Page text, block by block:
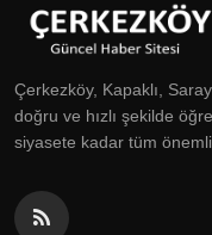
Çerkezköy, Kapaklı,
doğru ve hızlı şekilde
siyasete kadar tüm